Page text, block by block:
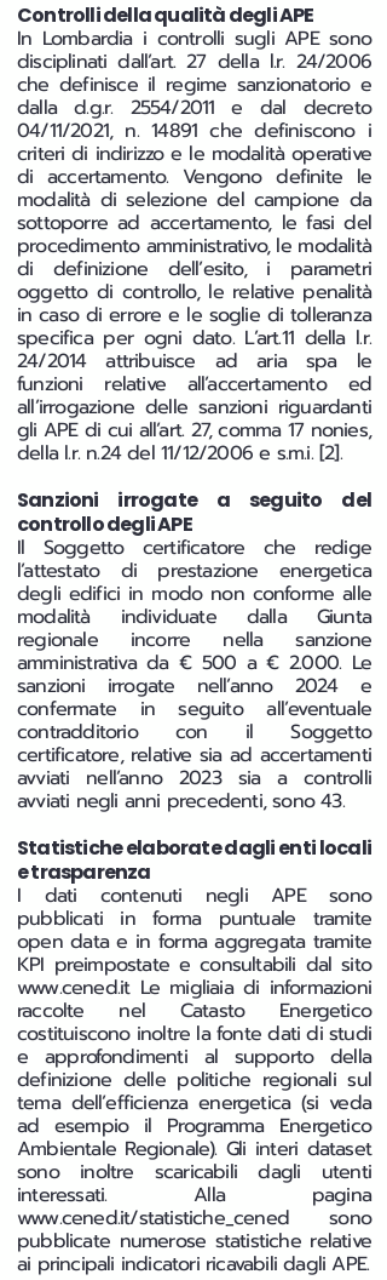
Controlli della qualità degli APE
In Lombardia i controlli sugli APE sono
disciplinati dall’art. 27 della l.r. 24/2006
che definisce il regime sanzionatorio e
dalla d.g.r. 2554/2011 e dal decreto
04/11/2021, n. 14891 che definiscono i
criteri di indirizzo e le modalità operative
di accertamento. Vengono definite le
modalità di selezione del campione da
sottoporre ad accertamento, le fasi del
procedimento amministrativo, le modalità
di definizione dell’esito, i parametri
oggetto di controllo, le relative penalità
in caso di errore e le soglie di tolleranza
specifica per ogni dato. L’art.11 della l.r.
24/2014 attribuisce ad aria spa le
funzioni relative all’accertamento ed
all’irrogazione delle sanzioni riguardanti
gli APE di cui all’art. 27, comma 17 nonies,
della l.r. n.24 del 11/12/2006 e s.m.i. [2].
Sanzioni irrogate a seguito del
controllo degli APE
Il Soggetto certificatore che redige
l’attestato di prestazione energetica
degli edifici in modo non conforme alle
modalità individuate dalla Giunta
regionale incorre nella sanzione
amministrativa da € 500 a € 2.000. Le
sanzioni irrogate nell’anno 2024 e
confermate in seguito all’eventuale
contradditorio con il Soggetto
certificatore, relative sia ad accertamenti
avviati nell’anno 2023 sia a controlli
avviati negli anni precedenti, sono 43.
Statistiche elaborate dagli enti locali
e trasparenza
I dati contenuti negli APE sono
pubblicati in forma puntuale tramite
open data e in forma aggregata tramite
KPI preimpostate e consultabili dal sito
www.cened.itLe migliaia di informazioni
raccolte nel Catasto Energetico
costituiscono inoltre la fonte dati di studi
e approfondimenti al supporto della
definizione delle politiche regionali sul
tema dell’efficienza energetica (si veda
ad esempio il Programma Energetico
Ambientale Regionale). Gli interi dataset
sono inoltre scaricabili dagli utenti
interessati. Alla pagina
www.cened.it/statistiche_cened sono
pubblicate numerose statistiche relative
ai principali indicatori ricavabili dagli APE.